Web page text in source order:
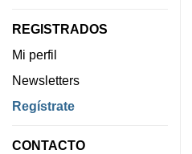
REGISTRADOS
Mi perfil
Newsletters
Regístrate
CONTACTO